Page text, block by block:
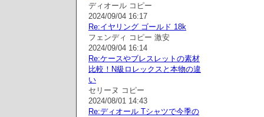
ディオール コピー
2024/09/04 16:17
Re:イヤリング ゴールド 18k
フェンディ コピー 激安
2024/09/04 16:14
Re:ケースやブレスレットの素材
比較！N級ロレックスと本物の違
い
セリーヌ コピー
2024/08/01 14:43
Re:ディオール Tシャツで今季の